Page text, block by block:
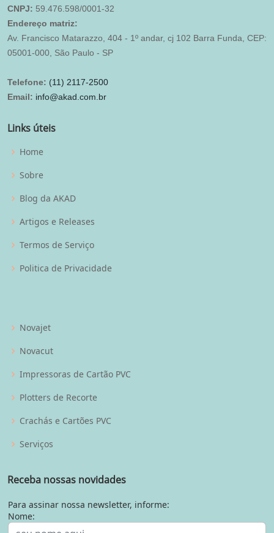
CNPJ: 59.476.598/0001-32
Endereço matriz:
Av. Francisco Matarazzo, 404 - 1º andar, cj 102 Barra Funda, CEP:
05001-000, São Paulo - SP
Telefone: (11) 2117-2500
Email: info@akad.com.br
Links úteis
Home
Sobre
Blog da AKAD
Artigos e Releases
Termos de Serviço
Politica de Privacidade
Novajet
Novacut
Impressoras de Cartão PVC
Plotters de Recorte
Crachás e Cartões PVC
Serviços
Receba nossas novidades
Para assinar nossa newsletter, informe:
Nome: